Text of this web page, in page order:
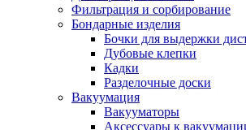
Фильтрация и сорбирование
Бондарные изделия
Бочки для выдержки
Дубовые клепки
Кадки
Разделочные доски
Вакуумация
Вакууматоры
Аксессуары к